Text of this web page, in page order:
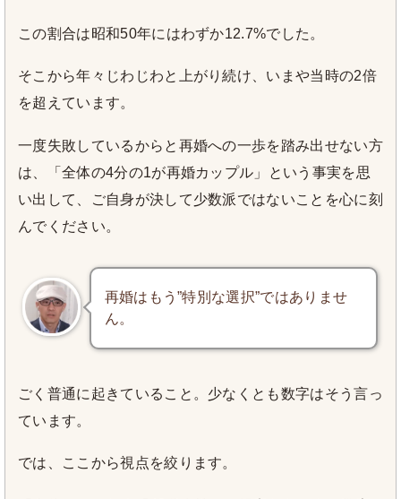
この割合は昭和50年にはわずか12.7%でした。
そこから年々じわじわと上がり続け、いまや当時の2倍
を超えています。
一度失敗しているからと再婚への一歩を踏み出せない方
は、「全体の4分の1が再婚カップル」という事実を思
い出して、ご自身が決して少数派ではないことを心に刻
んでください。
再婚はもう”特別な選択”ではありませ
ん。
ごく普通に起きていること。少なくとも数字はそう言っ
ています。
では、ここから視点を絞ります。